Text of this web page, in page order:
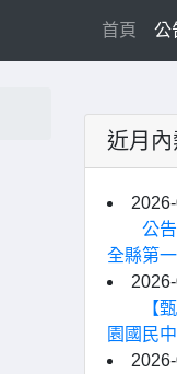
首頁 公
近月
公
全縣第
【
園國民